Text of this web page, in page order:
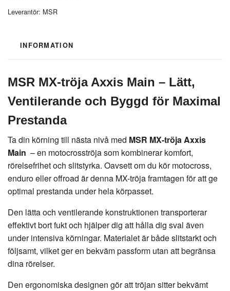
Leverantör: MSR
INFORMATION
MSR MX-tröja Axxis Main – Lätt,
Ventilerande och Byggd för Maximal
Prestanda
Ta din körning till nästa nivå med MSR MX-tröja Axxis
Main – en motocrosströja som kombinerar komfort,
rörelsefrihet och slitstyrka. Oavsett om du kör motocross,
enduro eller offroad är denna MX-tröja framtagen för att ge
optimal prestanda under hela körpasset.
Den lätta och ventilerande konstruktionen transporterar
effektivt bort fukt och hjälper dig att hålla dig sval även
under intensiva körningar. Materialet är både slitstarkt och
följsamt, vilket ger en bekväm passform utan att begränsa
dina rörelser.
Den ergonomiska designen gör att tröjan sitter bekvämt